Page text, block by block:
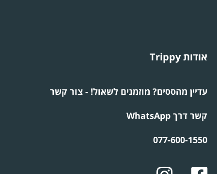
אודות Trippy
עדיין מהססים? מוזמנים לשאול! - צור קשר
קשר דרך WhatsApp
077-600-1550